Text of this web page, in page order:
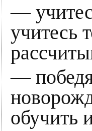
—
учитесь
—
обучить